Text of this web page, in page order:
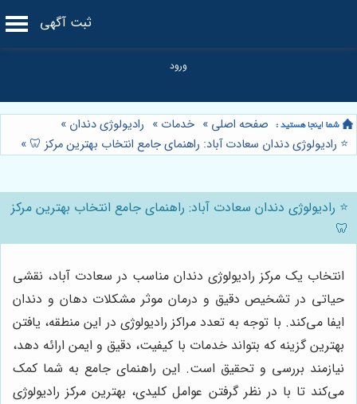
ثبت آگهی
صفحه اصلی » خدمات » رادیولوژی دندان »
⭐️ رادیولوژی دندان سعادت آباد: راهنمای جامع انتخاب بهترین مرکز 🦷 »
⭐️ رادیولوژی دندان سعادت آباد: راهنمای جامع انتخاب بهترین مرکز
🦷
انتخاب یک مرکز رادیولوژی دندان مناسب در سعادت آباد، نقشی
حیاتی در تشخیص دقیق و درمان موثر مشکلات دهان و دندان
ایفا می‌کند. با توجه به تعدد مراکز رادیولوژی در این منطقه، یافتن
بهترین گزینه که بتواند خدمات با کیفیت، دقیق و ایمن ارائه دهد،
نیازمند بررسی و تحقیق است. این راهنمای جامع به شما کمک
می‌کند تا با در نظر گرفتن عوامل کلیدی، بهترین مرکز رادیولوژی